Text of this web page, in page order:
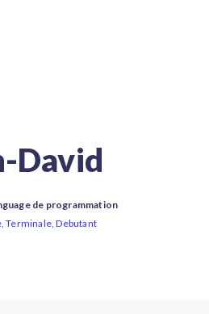
David
de programmation
Terminale, Debutant